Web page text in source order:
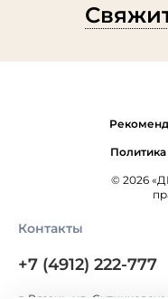
© 2026
Контакты
+7 (4912) 222-777